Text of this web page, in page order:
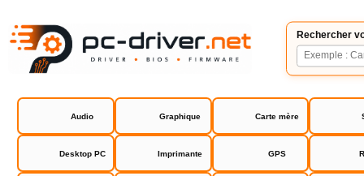
Rechercher
Audio Graphique Carte mère
Desktop PC Imprimante GPS